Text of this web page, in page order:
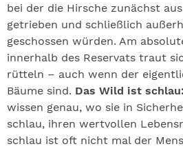
bei der die Hirsche zunächst
getrieben und schließlich
geschossen würden. Am
innerhalb des Reservats traut
rütteln – auch wenn der
Bäume sind. Das Wild ist schlau:
wissen genau, wo sie in
schlau, ihren wertvollen
schlau ist oft nicht mal der